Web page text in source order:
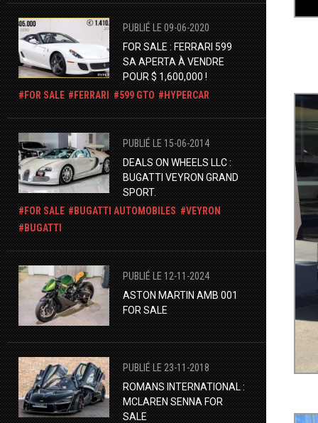
PUBLIÉ LE 09-06-2020
FOR SALE : FERRARI 599
SA APERTA À VENDRE
POUR $ 1,600,000 !
FOR SALE
FERRARI 599 GTO HYPERCAR
PUBLIÉ LE 15-06-2014
DEALS ON WHEELS LLC :
BUGATTI VEYRON GRAND
SPORT.
FOR SALE
BUGATTI AUTOMOBILES
VEYRON
BUGATTI
PUBLIÉ LE 12-11-2024
​ASTON MARTIN AMB 001
FOR SALE
PUBLIÉ LE 23-11-2018
ROMANS INTERNATIONAL :
MCLAREN SENNA FOR
SALE